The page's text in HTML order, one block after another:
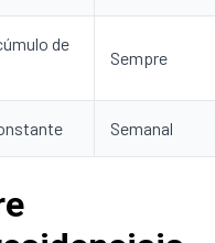
de
Sempre
Semanal